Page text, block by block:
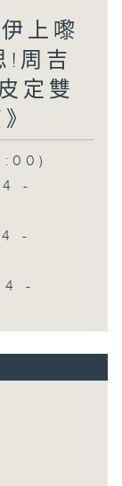
上嚟
!周吉
定雙
-
-
-